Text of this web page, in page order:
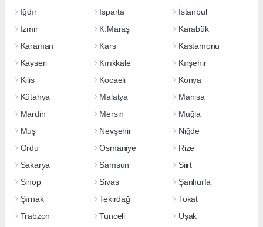
Iğdır
Isparta
İstanbul
İzmir
K.Maraş
Karabük
Karaman
Kars
Kastamonu
Kayseri
Kırıkkale
Kırşehir
Kilis
Kocaeli
Konya
Kütahya
Malatya
Manisa
Mardin
Mersin
Muğla
Muş
Nevşehir
Niğde
Ordu
Osmaniye
Rize
Sakarya
Samsun
Siirt
Sinop
Sivas
Şanlıurfa
Şırnak
Tekirdağ
Tokat
Trabzon
Tunceli Uşak